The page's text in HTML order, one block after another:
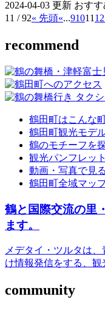
2024-04-03 更新 おすす
11 / 92« 先頭«...91011 12
recommend
鶴田町はこんな
鶴田町観光モデ
鶴のモチーフを
観光パンフレッ
動画・写真で見
鶴田町全域マッ
鶴と国際交流の里
ます。
メデタイ・ツルタは
け情報発信をする、観
community